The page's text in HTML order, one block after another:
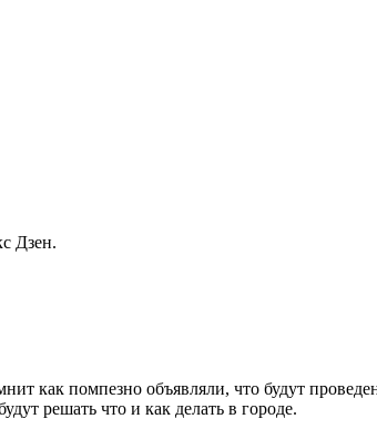
Дзен.
как помпезно объявляли, что будут
решать что и как делать в городе.